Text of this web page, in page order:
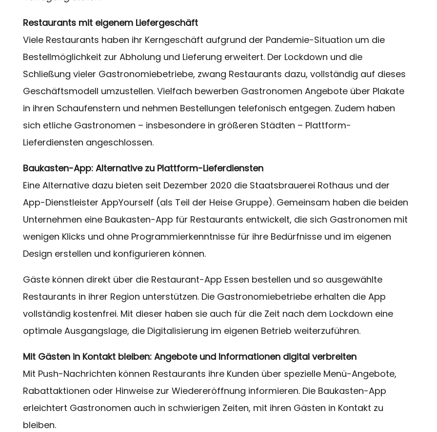
Restaurants mit eigenem Liefergeschäft
Viele Restaurants haben ihr Kerngeschäft aufgrund der Pandemie-Situation um die
Bestellmöglichkeit zur Abholung und Lieferung erweitert. Der Lockdown und die
Schließung vieler Gastronomiebetriebe, zwang Restaurants dazu, vollständig auf dieses
Geschäftsmodell umzustellen. Vielfach bewerben Gastronomen Angebote über Plakate
in ihren Schaufenstern und nehmen Bestellungen telefonisch entgegen. Zudem haben
sich etliche Gastronomen – insbesondere in größeren Städten – Plattform-
Lieferdiensten angeschlossen.
Baukasten-App: Alternative zu Plattform-Lieferdiensten
Eine Alternative dazu bieten seit Dezember 2020 die Staatsbrauerei Rothaus und der
App-Dienstleister AppYourself (als Teil der Heise Gruppe). Gemeinsam haben die beiden
Unternehmen eine Baukasten-App für Restaurants entwickelt, die sich Gastronomen mit
wenigen Klicks und ohne Programmierkenntnisse für ihre Bedürfnisse und im eigenen
Design erstellen und konfigurieren können.
Gäste können direkt über die Restaurant-App Essen bestellen und so ausgewählte
Restaurants in ihrer Region unterstützen. Die Gastronomiebetriebe erhalten die App
vollständig kostenfrei. Mit dieser haben sie auch für die Zeit nach dem Lockdown eine
optimale Ausgangslage, die Digitalisierung im eigenen Betrieb weiterzuführen.
Mit Gästen in Kontakt bleiben: Angebote und Informationen digital verbreiten
Mit Push-Nachrichten können Restaurants ihre Kunden über spezielle Menü-Angebote,
Rabattaktionen oder Hinweise zur Wiedereröffnung informieren. Die Baukasten-App
erleichtert Gastronomen auch in schwierigen Zeiten, mit ihren Gästen in Kontakt zu
bleiben.